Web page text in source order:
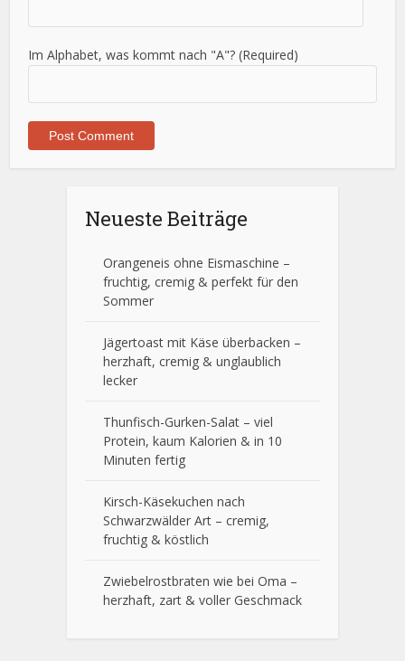
Im Alphabet, was kommt nach "A"? (Required)
Neueste Beiträge
Orangeneis ohne Eismaschine –
fruchtig, cremig & perfekt für den
Sommer
Jägertoast mit Käse überbacken –
herzhaft, cremig & unglaublich
lecker
Thunfisch-Gurken-Salat – viel
Protein, kaum Kalorien & in 10
Minuten fertig
Kirsch-Käsekuchen nach
Schwarzwälder Art – cremig,
fruchtig & köstlich
Zwiebelrostbraten wie bei Oma –
herzhaft, zart & voller Geschmack